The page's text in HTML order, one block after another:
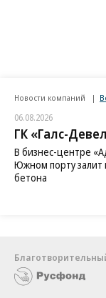
Новости компаний
06.08.2026
ГК «Галс-
В бизнес-центре
Южном порту залит
бетона